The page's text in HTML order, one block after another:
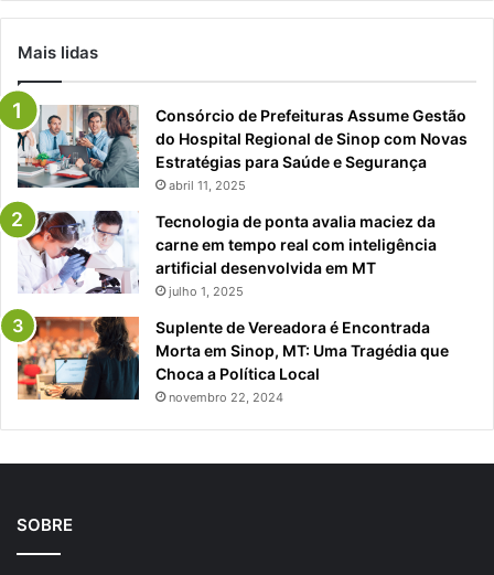
Mais lidas
Consórcio de Prefeituras Assume Gestão
do Hospital Regional de Sinop com Novas
Estratégias para Saúde e Segurança
abril 11, 2025
Tecnologia de ponta avalia maciez da
carne em tempo real com inteligência
artificial desenvolvida em MT
julho 1, 2025
Suplente de Vereadora é Encontrada
Morta em Sinop, MT: Uma Tragédia que
Choca a Política Local
novembro 22, 2024
SOBRE